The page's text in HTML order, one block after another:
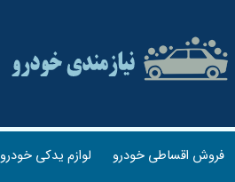
فروش اقساطی خودرو لوازم یدکی خودرو